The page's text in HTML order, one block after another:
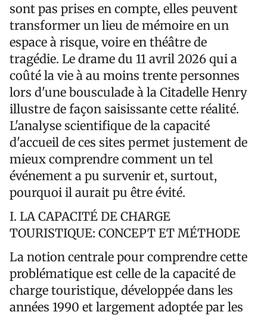
sont pas prises en compte, elles peuvent
transformer un lieu de mémoire en un
espace à risque, voire en théâtre de
tragédie. Le drame du 11 avril 2026 qui a
coûté la vie à au moins trente personnes
lors d'une bousculade à la Citadelle Henry
illustre de façon saisissante cette réalité.
L'analyse scientifique de la capacité
d'accueil de ces sites permet justement de
mieux comprendre comment un tel
événement a pu survenir et, surtout,
pourquoi il aurait pu être évité.
I. LA CAPACITÉ DE CHARGE
TOURISTIQUE: CONCEPT ET MÉTHODE
La notion centrale pour comprendre cette
problématique est celle de la capacité de
charge touristique, développée dans les
années 1990 et largement adoptée par les